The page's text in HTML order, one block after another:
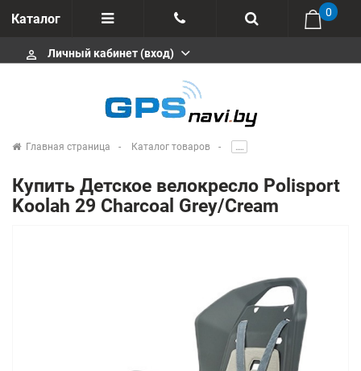
Каталог
Отзывы
+375 291646666
msa333
info@gpsnavi.by
0
perm_identity Личный кабинет (вход)
Главная страница Каталог товаров .....
Купить Детское велокресло Polisport
Koolah 29 Charcoal Grey/Cream